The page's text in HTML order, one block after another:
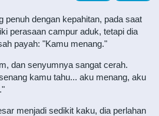
penuh dengan kepahitan, pada saat
perasaan campur aduk, tetapi dia
payah: "Kamu menang."
dan senyumnya sangat cerah.
kamu tahu... aku menang, aku
menjadi sedikit kaku, dia perlahan